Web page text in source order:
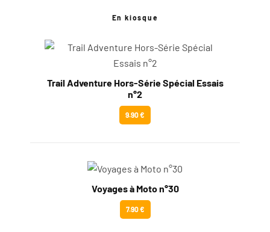
En kiosque
Trail Adventure Hors-Série Spécial Essais
n°2
9.90 €
Voyages à Moto n°30
7.90 €